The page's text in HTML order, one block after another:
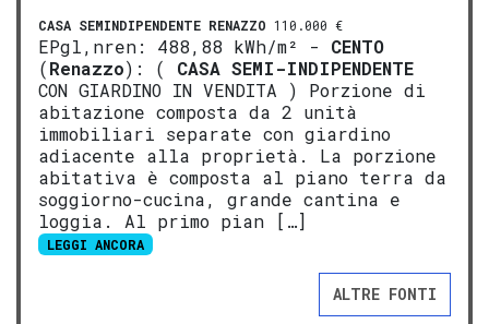
CASA SEMINDIPENDENTE RENAZZO 110.000 €
EPgl,nren: 488,88 kWh/m² - CENTO
(Renazzo): ( CASA SEMI-INDIPENDENTE
CON GIARDINO IN VENDITA ) Porzione di
abitazione composta da 2 unità
immobiliari separate con giardino
adiacente alla proprietà. La porzione
abitativa è composta al piano terra da
soggiorno-cucina, grande cantina e
loggia. Al primo pian […]
LEGGI ANCORA
ALTRE FONTI